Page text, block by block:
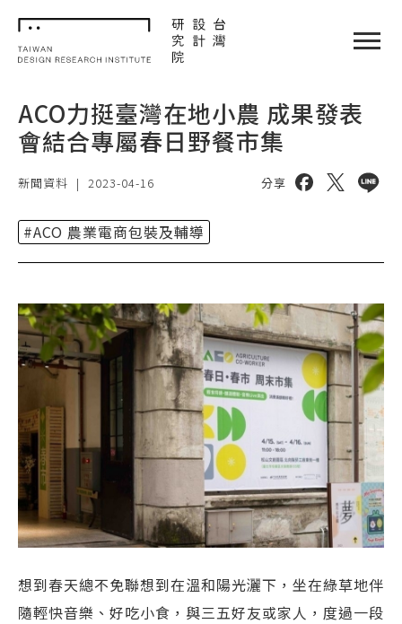
TDRI
單
ACO力挺臺灣在地小農 成果發表
會結合專屬春日野餐市集
新聞資料 | 2023-04-16 分享 分享到分享到
分享
#ACO 農業電商包裝及輔導
想到春天總不免聯想到在溫和陽光灑下，坐在綠草地伴
隨輕快音樂、好吃小食，與三五好友或家人，度過一段